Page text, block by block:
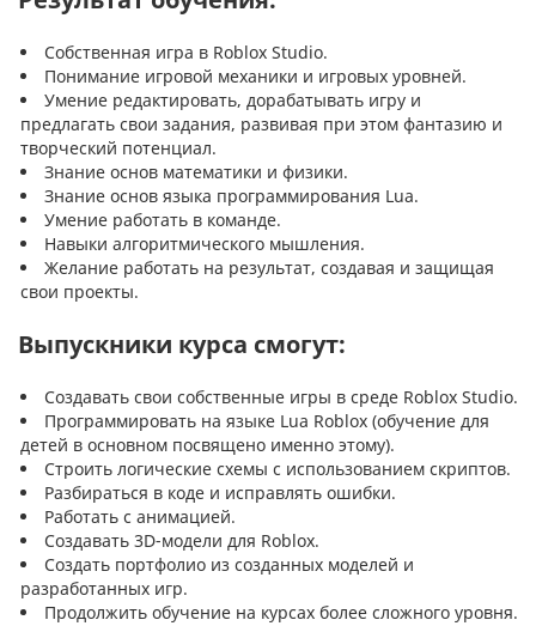
Собственная игра в Roblox Studio.
Понимание игровой механики и игровых уровней.
Умение редактировать, дорабатывать игру и
предлагать свои задания, развивая при этом фантазию и
творческий потенциал.
Знание основ математики и физики.
Знание основ языка программирования Lua.
Умение работать в команде.
Навыки алгоритмического мышления.
Желание работать на результат, создавая и защищая
свои проекты.
Выпускники курса смогут:
Создавать свои собственные игры в среде Roblox Studio.
Программировать на языке Lua Roblox (обучение для
детей в основном посвящено именно этому).
Строить логические схемы с использованием скриптов.
Разбираться в коде и исправлять ошибки.
Работать с анимацией.
Создавать 3D-модели для Roblox.
Создать портфолио из созданных моделей и
разработанных игр.
Продолжить обучение на курсах более сложного уровня.